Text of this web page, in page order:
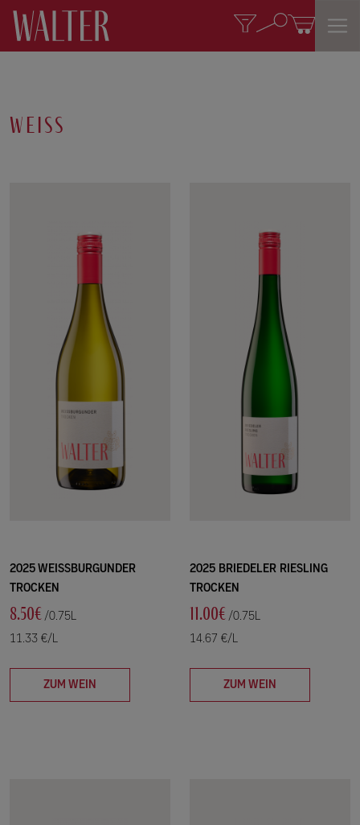
weiss
2025 WEISSBURGUNDER
TROCKEN
8.50€ /0.75L
11.33 €/L
ZUM WEIN
2025 BRIEDELER RIESLING
TROCKEN
11.00€ /0.75L
14.67 €/L
ZUM WEIN